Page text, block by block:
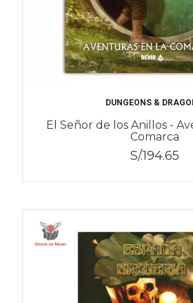
DUNGEONS &
El Señor de los Anillos -
Comarca
S/.194.65